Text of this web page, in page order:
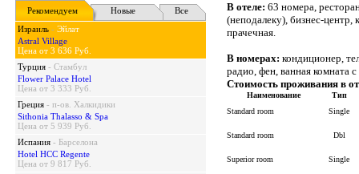
Рекомендуем
Новые
Все
Израиль - Эйлат
Astral Village
Цена от 3 636 Руб.
Турция - Стамбул
Flower Palace Hotel
Цена от 3 333 Руб.
Греция - п-ов. Халкидики
Sithonia Thalasso & Spa
Цена от 5 939 Руб.
Испания - Барселона
Hotel HCC Regente
Цена от 9 817 Руб.
В отеле: 63 номера,
(неподалеку), бизнес-центр,
прачечная.
В номерах: кондиционер,
радио, фен, ванная комната
Стоимость проживания в
Наименование
Тип
Standard room
Single
Standard room Dbl
Superior room Single